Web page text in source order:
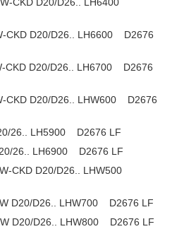
CKD D20/D26.. LH6400
CKD D20/D26.. LH6600 D2676
CKD D20/D26.. LH6700 D2676
CKD D20/D26.. LHW600 D2676
26.. LH5900 D2676 LF
26.. LH6900 D2676 LF
CKD D20/D26.. LHW500
D20/D26.. LHW700 D2676 LF
D20/D26.. LHW800 D2676 LF